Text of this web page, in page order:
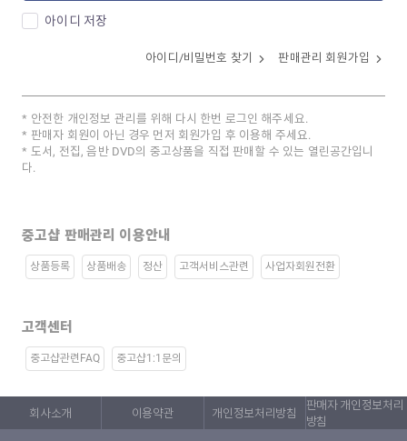
아이디 저장
아이디/비밀번호 찾기 판매관리 회원가입
안전한 개인정보 관리를 위해 다시 한번 로그인 해주세요.
판매자 회원이 아닌 경우 먼저 회원가입 후 이용해 주세요.
도서, 전집, 음반 DVD의 중고상품을 직접 판매할 수 있는 열린공간입니
다.
중고샵 판매관리 이용안내
상품등록 상품배송 정산 고객서비스관련 사업자회원전환
고객센터
중고샵관련FAQ 중고샵1:1문의
회사소개 이용약관 개인정보처리방침
판매자 개인정보처리
방침